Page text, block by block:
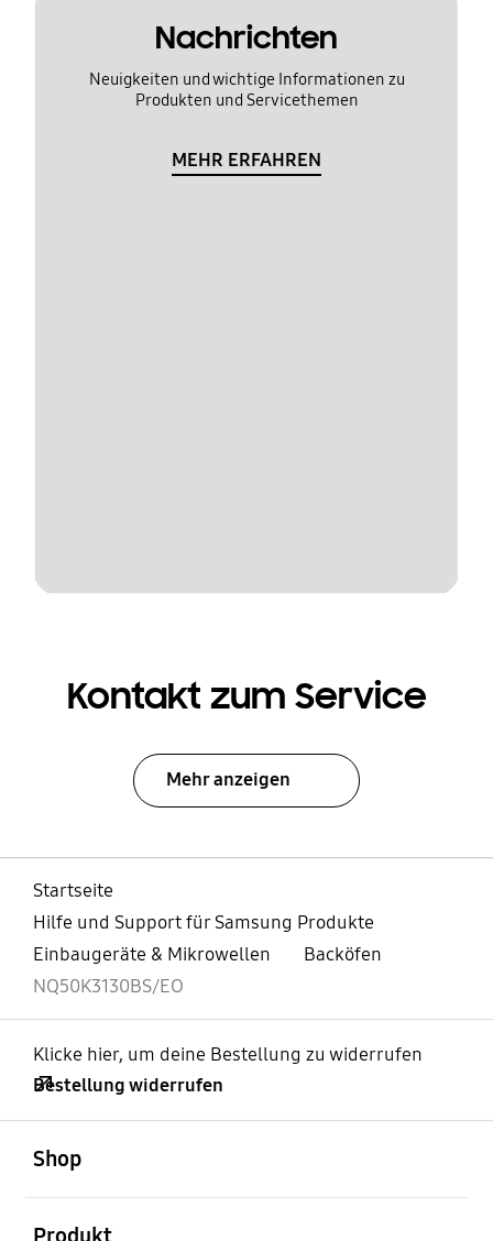
Nachrichten
Neuigkeiten und wichtige Informationen zu
Produkten und Servicethemen
MEHR ERFAHREN
Kontakt zum Service
Mehr anzeigen
Startseite
Hilfe und Support für Samsung Produkte
Einbaugeräte & Mikrowellen
Backöfen
NQ50K3130BS/EO
Klicke hier, um deine Bestellung zu widerrufen
Bestellung widerrufen
Shop
Produkt